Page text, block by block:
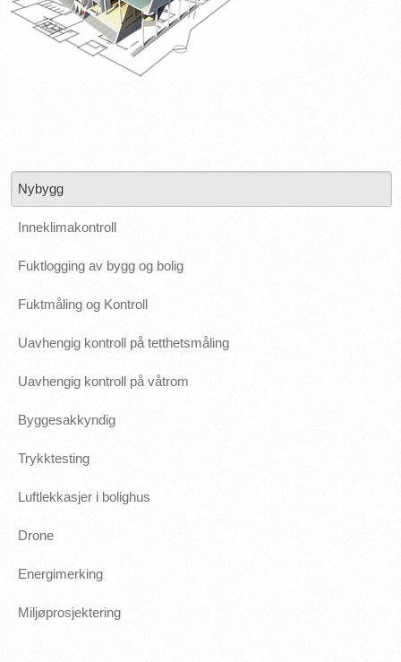
Nybygg
Inneklimakontroll
Fuktlogging av bygg og bolig
Fuktmåling og Kontroll
Uavhengig kontroll på tetthetsmåling
Uavhengig kontroll på våtrom
Byggesakkyndig
Trykktesting
Luftlekkasjer i bolighus
Drone
Energimerking
Miljøprosjektering